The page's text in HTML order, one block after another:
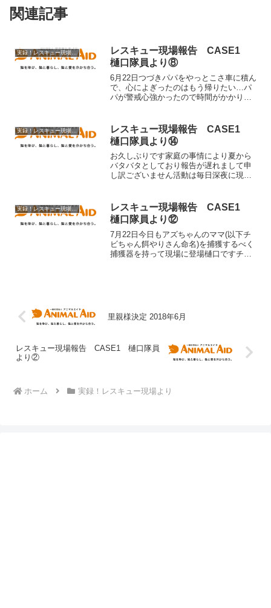
関連記事
レスキュー現場報告 CASE1
樋口隊員より⑧
6月22日つづきパパをやっとこさ車に積ん
で、心によぎったのはもう帰りたい…パ
パが警戒心強かったので時間がかかり、
が、鼻の下ちゃんの時のように次の日産
まれてしまったという...
実録！レスキュー現場より
レスキュー現場報告 CASE1
樋口隊員より⑭
お久しぶりです家庭の事情により夏から
バタバタとしており報告が遅れまして申
し訳ございません活動は毎日深夜に現場
する時間を取れずにいたのでまとめて報
告させていただきます前回...
実録！レスキュー現場より
レスキュー現場報告 CASE1
樋口隊員より⑫
7月22日今日もアズちゃんのママ(以下チ
ビちゃん餌やりさん命名)を捕獲するべく
捕獲器を持って現場に登場樋口ですチビ
里親様決定 2018年6月
レスキュー現場報告 CASE1 樋口隊員
より②
ホーム 実録！レスキュー現場より